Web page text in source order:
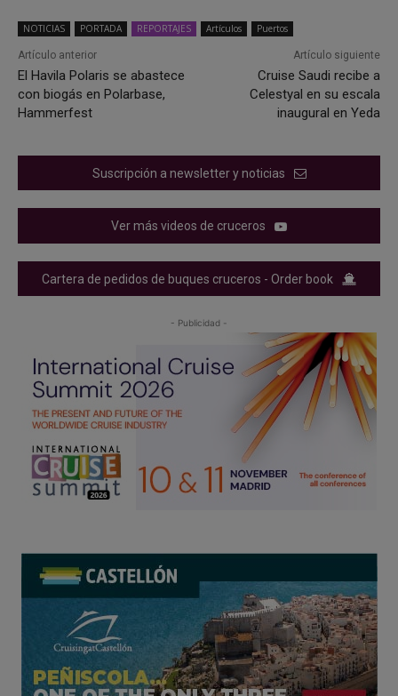
NOTICIAS PORTADA REPORTAJES Artículos Puertos
Artículo anterior
El Havila Polaris se abastece
con biogás en Polarbase,
Hammerfest
Artículo siguiente
Cruise Saudi recibe a
Celestyal en su escala
inaugural en Yeda
Suscripción a newsletter y noticias
Ver más videos de cruceros
Cartera de pedidos de buques cruceros - Order book
- Publicidad -